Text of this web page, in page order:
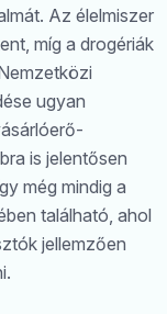
Az élelmiszer
míg a drogériák
ugyan
is jelentősen
még mindig a
található, ahol
jellemzően